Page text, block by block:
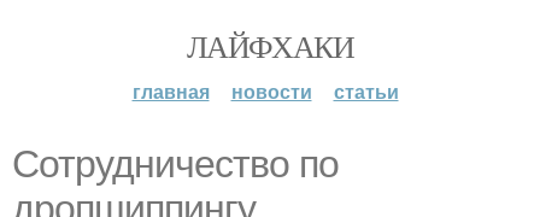
ЛАЙФХАКИ
главная новости статьи
Сотрудничество по